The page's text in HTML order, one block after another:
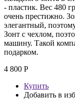
- пластик. Вес 480
очень престижно.
элегантный,
Зонт с чехлом,
машину. Такой
подарком.
4 800 Р
Купить
Добавить в